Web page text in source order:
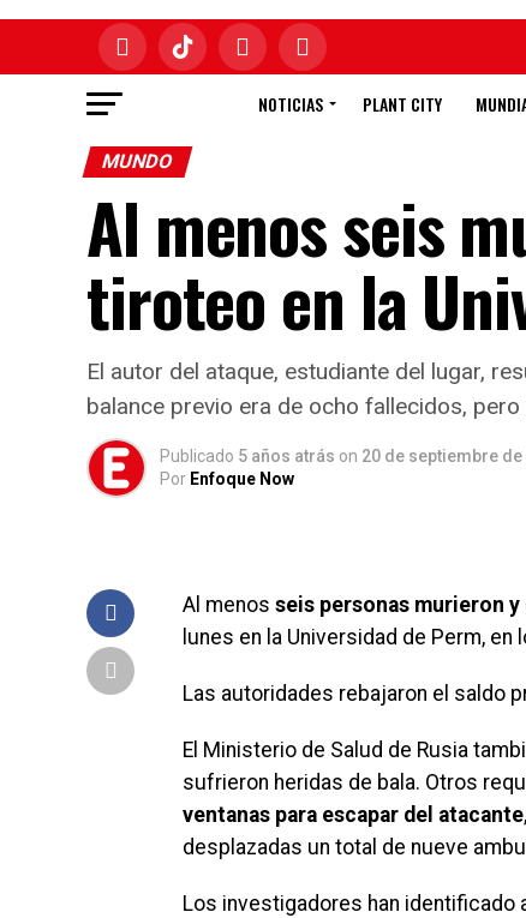
NOTICIAS PLANT CITY
MUNDO
Al menos seis
tiroteo en la
El autor del ataque, estudiante del lugar,
balance previo era de ocho fallecidos,
Publicado 5 años atrás on 20 de septiembre de
Por Enfoque Now
Al menos seis personas murieron
lunes en la Universidad de Perm,
Las autoridades rebajaron el saldo
El Ministerio de Salud de Rusia
sufrieron heridas de bala. Otros
ventanas para escapar del atacante
desplazadas un total de nueve
Los investigadores han identificado